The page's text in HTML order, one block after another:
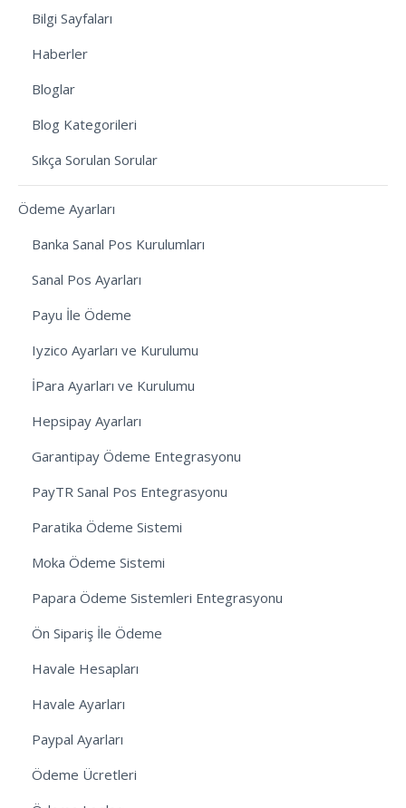
Bilgi Sayfaları
Haberler
Bloglar
Blog Kategorileri
Sıkça Sorulan Sorular
Ödeme Ayarları
Banka Sanal Pos Kurulumları
Sanal Pos Ayarları
Payu İle Ödeme
Iyzico Ayarları ve Kurulumu
İPara Ayarları ve Kurulumu
Hepsipay Ayarları
Garantipay Ödeme Entegrasyonu
PayTR Sanal Pos Entegrasyonu
Paratika Ödeme Sistemi
Moka Ödeme Sistemi
Papara Ödeme Sistemleri Entegrasyonu
Ön Sipariş İle Ödeme
Havale Hesapları
Havale Ayarları
Paypal Ayarları
Ödeme Ücretleri